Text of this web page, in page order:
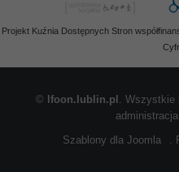
Projekt Kuźnia Dostępnych Stron
© lfoon.lublin.pl . Wszystkie
administracja
Szablony dla Joomla
.